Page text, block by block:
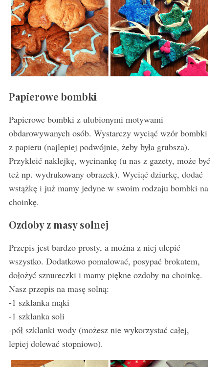
Papierowe bombki
Papierowe bombki z ulubionymi motywami
obdarowywanych osób. Wystarczy wyciąć wzór bombki
z papieru (najlepiej podwójnie, żeby była grubsza).
Przykleić naklejkę, wycinankę (u nas z gazety, może być
też np. wydrukowany obrazek). Wyciąć dziurkę, dodać
wstążkę i już mamy jedyne w swoim rodzaju bombki na
choinkę.
Ozdoby z masy solnej
Przepis jest bardzo prosty, a można z niej ulepić
wszystko. Dodatkowo pomalować, posypać brokatem,
dołożyć sznureczki i mamy piękne ozdoby na choinkę.
Nasz przepis na masę solną:
-1 szklanka mąki
-1 szklanka soli
-pół szklanki wody (możesz nie wykorzystać całej,
lepiej dolewać stopniowo).
S
a
r
c
f
: